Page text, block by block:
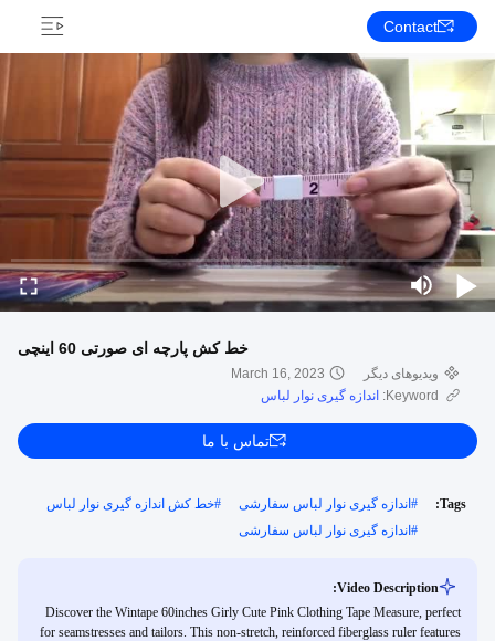
Contact
خط کش پارچه ای صورتی 60 اینچی
ویدیوهای دیگر
March 16, 2023
Keyword:
اندازه گیری نوار لباس
تماس با ما
Tags:
# اندازه گیری نوار لباس سفارشی #خط کش اندازه گیری نوار لباس
# اندازه گیری نوار لباس سفارشی
Video Description:
Discover the Wintape 60inches Girly Cute Pink Clothing Tape Measure, perfect
for seamstresses and tailors. This non-stretch, reinforced fiberglass ruler features